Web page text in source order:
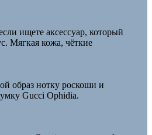
ищете аксессуар, который
Мягкая кожа, чёткие
образ нотку роскоши и
Gucci Ophidia.